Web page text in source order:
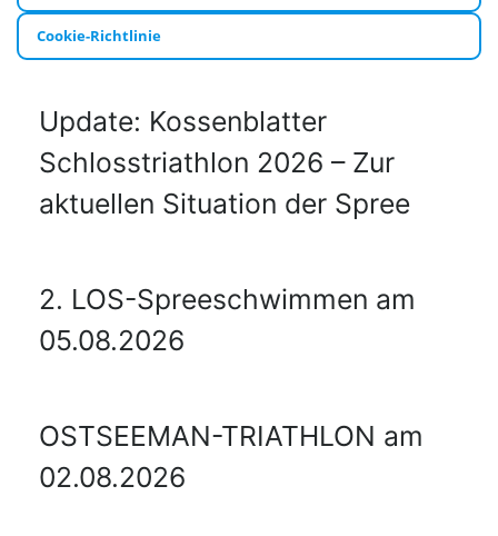
Cookie-Richtlinie
Update: Kossenblatter
Schlosstriathlon 2026 – Zur
aktuellen Situation der Spree
2. LOS-Spreeschwimmen am
05.08.2026
OSTSEEMAN-TRIATHLON am
02.08.2026